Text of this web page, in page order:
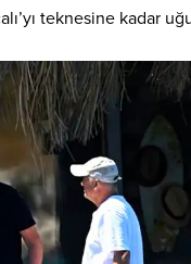
teknesine kadar